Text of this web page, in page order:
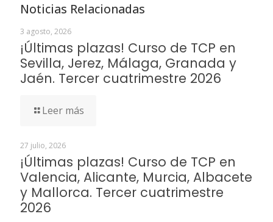
Noticias Relacionadas
3 agosto, 2026
¡Últimas plazas! Curso de TCP en
Sevilla, Jerez, Málaga, Granada y
Jaén. Tercer cuatrimestre 2026
Leer más
27 julio, 2026
¡Últimas plazas! Curso de TCP en
Valencia, Alicante, Murcia, Albacete
y Mallorca. Tercer cuatrimestre
2026